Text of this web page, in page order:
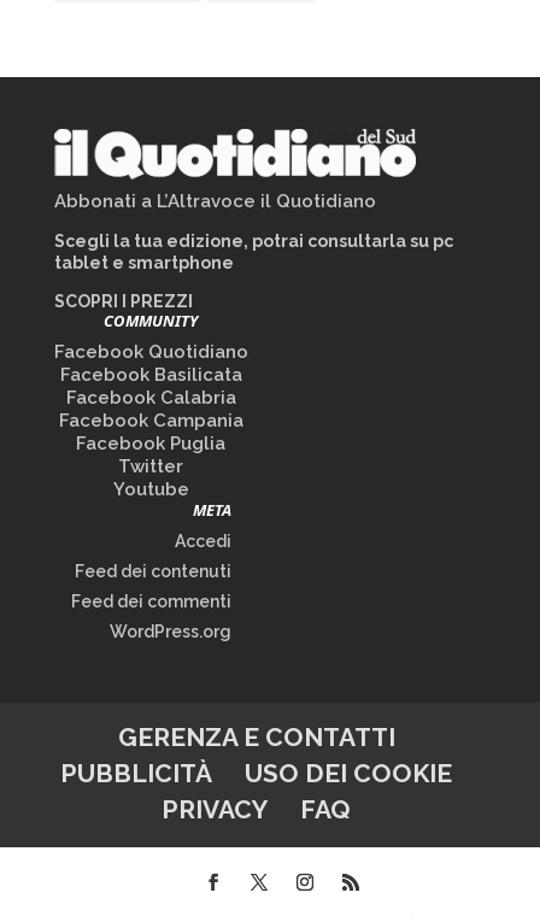
Abbonati a L’Altravoce il Quotidiano
Scegli la tua edizione, potrai consultarla su pc
tablet e smartphone
SCOPRI I PREZZI
COMMUNITY
Facebook Quotidiano
Facebook Basilicata
Facebook Calabria
Facebook Campania
Facebook Puglia
Twitter
Youtube
META
Accedi
Feed dei contenuti
Feed dei commenti
WordPress.org
GERENZA E CONTATTI
PUBBLICITÀ
USO DEI COOKIE
PRIVACY
FAQ